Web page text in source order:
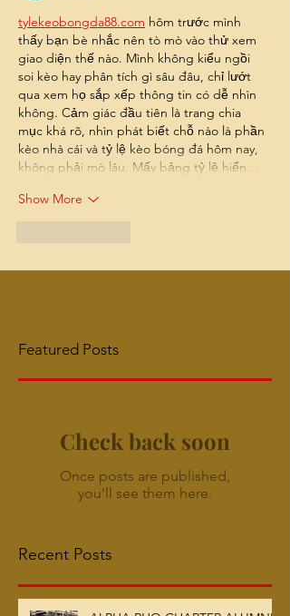
tylekeobongda88.com hôm trước mình
thấy bạn bè nhắc nên tò mò vào thử xem
giao diện thế nào. Mình không kiểu ngồi
soi kèo hay phân tích gì sâu đâu, chỉ lướt
qua xem họ sắp xếp thông tin có dễ nhìn
không. Cảm giác đầu tiên là trang chia
mục khá rõ, nhìn phát biết chỗ nào là phần
kèo nhà cái và tỷ lệ kèo bóng đá hôm nay,
không phải mò lâu. Mấy bảng tỷ lệ hiển…
Show More
Featured Posts
Check back soon
Once posts are published,
you’ll see them here.
Recent Posts